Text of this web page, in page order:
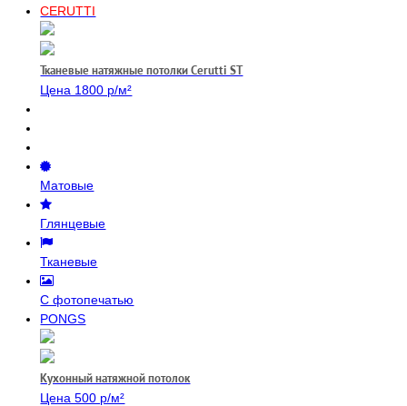
CERUTTI
Тканевые натяжные потолки Cerutti ST
Цена 1800 р/м²
Матовые
Глянцевые
Тканевые
С фотопечатью
PONGS
Кухонный натяжной потолок
Цена 500 р/м²